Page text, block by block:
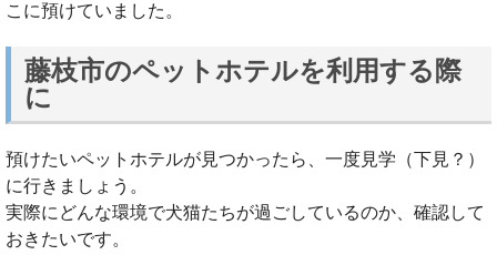
こに預けていました。
藤枝市のペットホテルを利用する際
に
預けたいペットホテルが見つかったら、一度見学（下見？）
に行きましょう。
実際にどんな環境で犬猫たちが過ごしているのか、確認して
おきたいです。